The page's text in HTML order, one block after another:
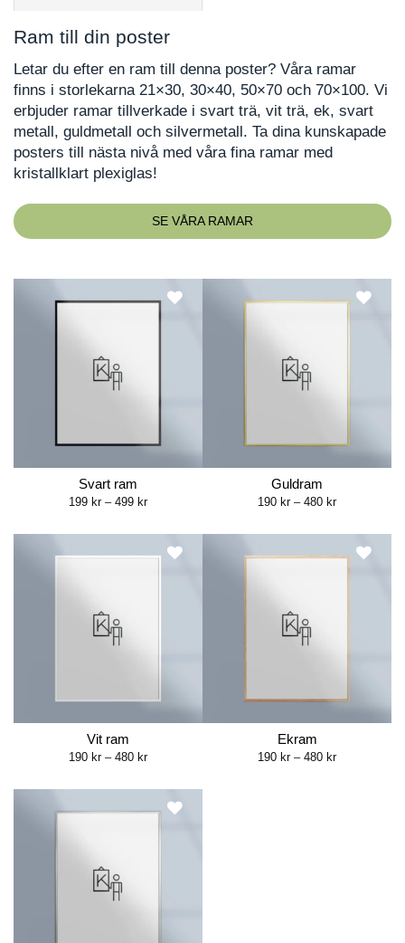
Ram till din poster
Letar du efter en ram till denna poster? Våra ramar
finns i storlekarna 21×30, 30×40, 50×70 och 70×100. Vi
erbjuder ramar tillverkade i svart trä, vit trä, ek, svart
metall, guldmetall och silvermetall. Ta dina kunskapade
posters till nästa nivå med våra fina ramar med
kristallklart plexiglas!
SE VÅRA RAMAR
Svart ram
199 kr – 499 krPrice
through
499 kr
Guldram
190 kr – 480 krPrice
through
480 kr
Vit ram
190 kr – 480 krPrice
through
480 kr
Ekram
190 kr – 480 krPrice